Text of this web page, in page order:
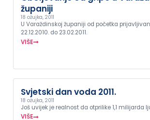
županiji
18 ožujka, 2011
U Varaždinskoj županiji od početka
22.12.2010. do 23.02.2011.
VIŠE
Svjetski dan voda 2011.
18 ožujka, 2011
Još uvijek je realnost da otprilike 1,1 milijarda
VIŠE